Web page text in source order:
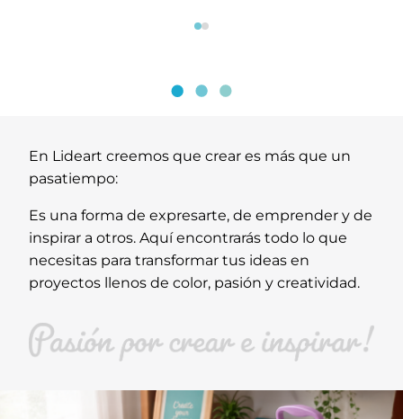
Página 1
Página 2
En Lideart creemos que crear es más que un
pasatiempo:
Es una forma de expresarte, de emprender y de
inspirar a otros. Aquí encontrarás todo lo que
necesitas para transformar tus ideas en
proyectos llenos de color, pasión y creatividad.